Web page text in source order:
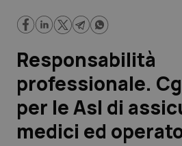
Regioni e Asl
Lavoro e Professioni
Scienza e Farmaci
Studi e Analisi
Responsabilità
professionale.
per le Asl di
medici ed